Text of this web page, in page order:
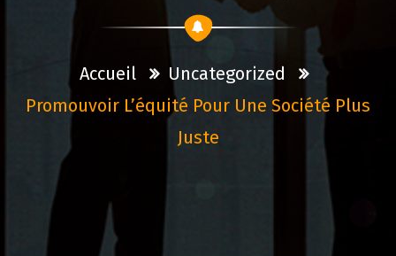
Accueil
Uncategorized
Promouvoir L’équité Pour Une Société Plus
Juste